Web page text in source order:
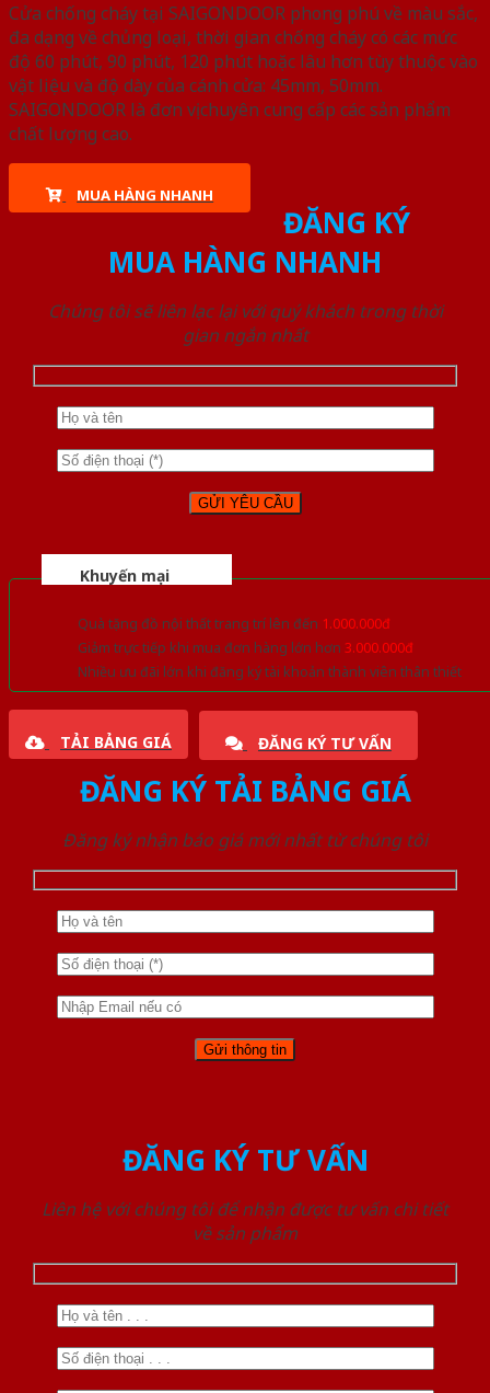
Cửa chống cháy tại SAIGONDOOR phong phú về màu sắc,
đa dạng về chủng loại, thời gian chống cháy có các mức
độ 60 phút, 90 phút, 120 phút hoặc lâu hơn tùy thuộc vào
vật liệu và độ dày của cánh cửa: 45mm, 50mm.
SAIGONDOOR là đơn vị chuyên cung cấp các sản phẩm
chất lượng cao.
MUA HÀNG NHANH
ĐĂNG KÝ
MUA HÀNG NHANH
Chúng tôi sẽ liên lạc lại với quý khách trong thời
gian ngắn nhất
Khuyến mại
Quà tặng đồ nội thất trang trí lên đến 1.000.000đ
Giảm trực tiếp khi mua đơn hàng lớn hơn 3.000.000đ
Nhiều ưu đãi lớn khi đăng ký tài khoản thành viên thân thiết
TẢI BẢNG GIÁ ĐĂNG KÝ TƯ VẤN
ĐĂNG KÝ TẢI BẢNG GIÁ
Đăng ký nhận báo giá mới nhất từ chúng tôi
ĐĂNG KÝ TƯ VẤN
Liên hệ với chúng tôi để nhận được tư vấn chi tiết
về sản phẩm